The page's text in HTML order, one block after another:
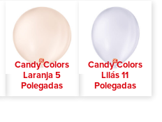
Candy Colors
Laranja 5
Polegadas
Candy Colors
Lilás 11
Polegadas